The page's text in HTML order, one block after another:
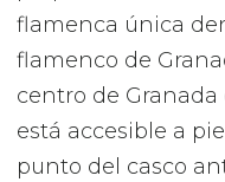
flamenca única
flamenco de
centro de Granada
está accesible a
punto del casco